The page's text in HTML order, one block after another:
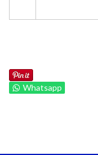
Whatsapp